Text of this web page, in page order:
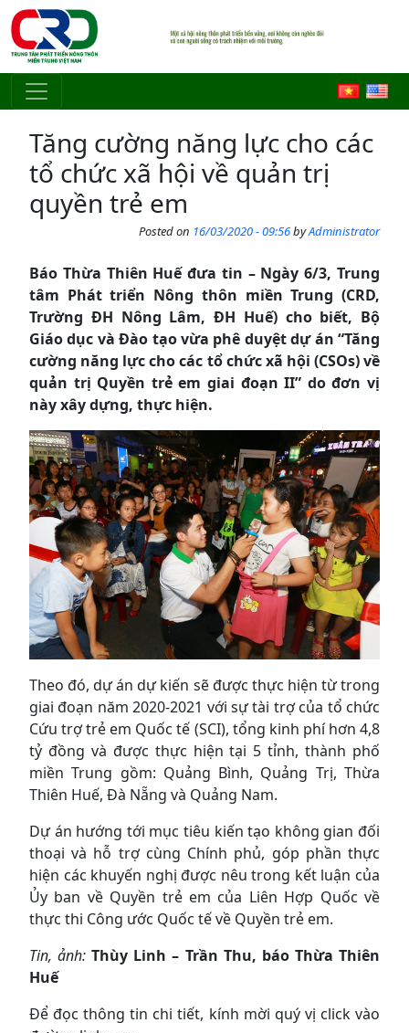
Skip to main content
Tăng cường năng lực cho các
tổ chức xã hội về quản trị
quyền trẻ em
Posted on 16/03/2020 - 09:56byAdministrator
Báo Thừa Thiên Huế đưa tin – Ngày 6/3, Trung
tâm Phát triển Nông thôn miền Trung (CRD,
Trường ĐH Nông Lâm, ĐH Huế) cho biết, Bộ
Giáo dục và Đào tạo vừa phê duyệt dự án “Tăng
cường năng lực cho các tổ chức xã hội (CSOs) về
quản trị Quyền trẻ em giai đoạn II” do đơn vị
này xây dựng, thực hiện.
Theo đó, dự án dự kiến sẽ được thực hiện từ trong
giai đoạn năm 2020-2021 với sự tài trợ của tổ chức
Cứu trợ trẻ em Quốc tế (SCI), tổng kinh phí hơn 4,8
tỷ đồng và được thực hiện tại 5 tỉnh, thành phố
miền Trung gồm: Quảng Bình, Quảng Trị, Thừa
Thiên Huế, Đà Nẵng và Quảng Nam.
Dự án hướng tới mục tiêu kiến tạo không gian đối
thoại và hỗ trợ cùng Chính phủ, góp phần thực
hiện các khuyến nghị được nêu trong kết luận của
Ủy ban về Quyền trẻ em của Liên Hợp Quốc về
thực thi Công ước Quốc tế về Quyền trẻ em.
Tin, ảnh:Thùy Linh – Trần Thu, báo Thừa Thiên
Huế
Để đọc thông tin chi tiết, kính mời quý vị click vào